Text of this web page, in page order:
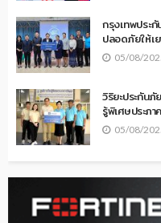
กรุงเทพประ
ปลอดภัยให้เ
05/08/
วิริยะประกัน
รู้พิเศษประภ
05/08/